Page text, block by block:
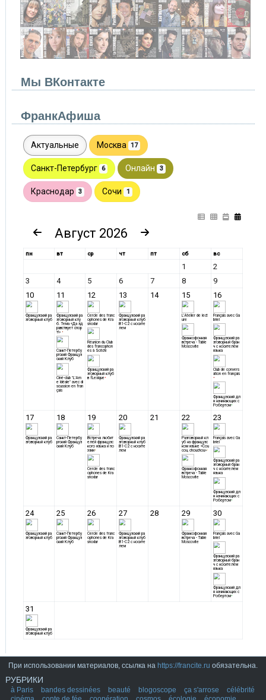
Мы ВКонтакте
ФранкАфиша
При использовании материалов, ссылка на https://francite.ru обязательна.
РУБРИКИ
à Paris bandes dessinées beauté blogoscope ça s'arrose
célébrité